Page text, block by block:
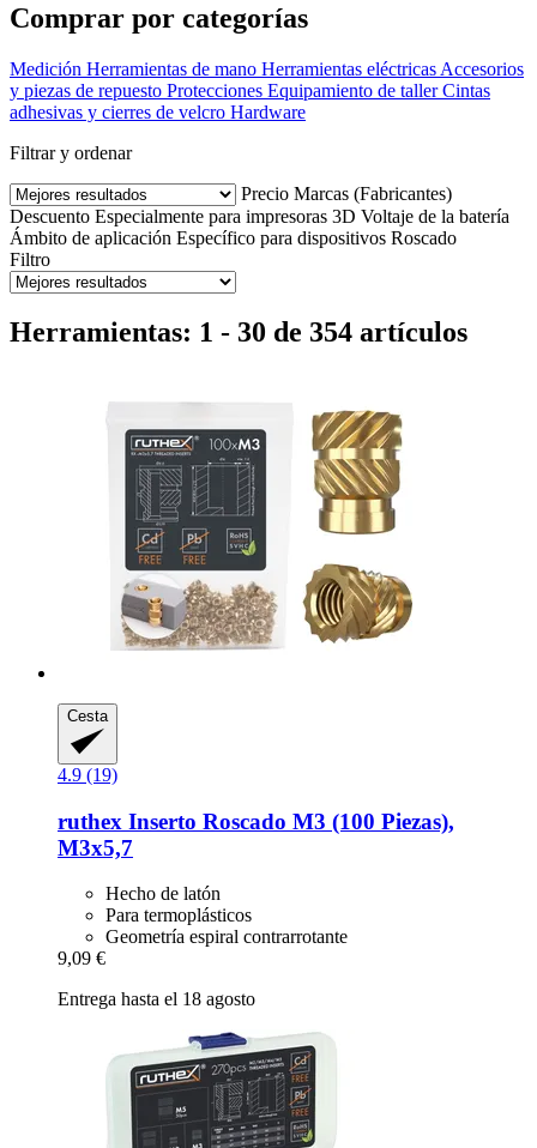
Comprar por categorías
Medición Herramientas de mano Herramientas eléctricas Accesorios
y piezas de repuesto Protecciones Equipamiento de tallerCintas
adhesivas y cierres de velcro Hardware
Filtrar y ordenar
Precio Marcas (Fabricantes)
Descuento Especialmente para impresoras 3D Voltaje de la batería
Ámbito de aplicación Específico para dispositivos Roscado
Filtro
Herramientas: 1 - 30 de 354 artículos
Cesta
4.9 (19)
ruthex Inserto Roscado M3 (100 Piezas),
M3x5,7
Hecho de latón
Para termoplásticos
Geometría espiral contrarrotante
9,09 €
Entrega hasta el 18 agosto